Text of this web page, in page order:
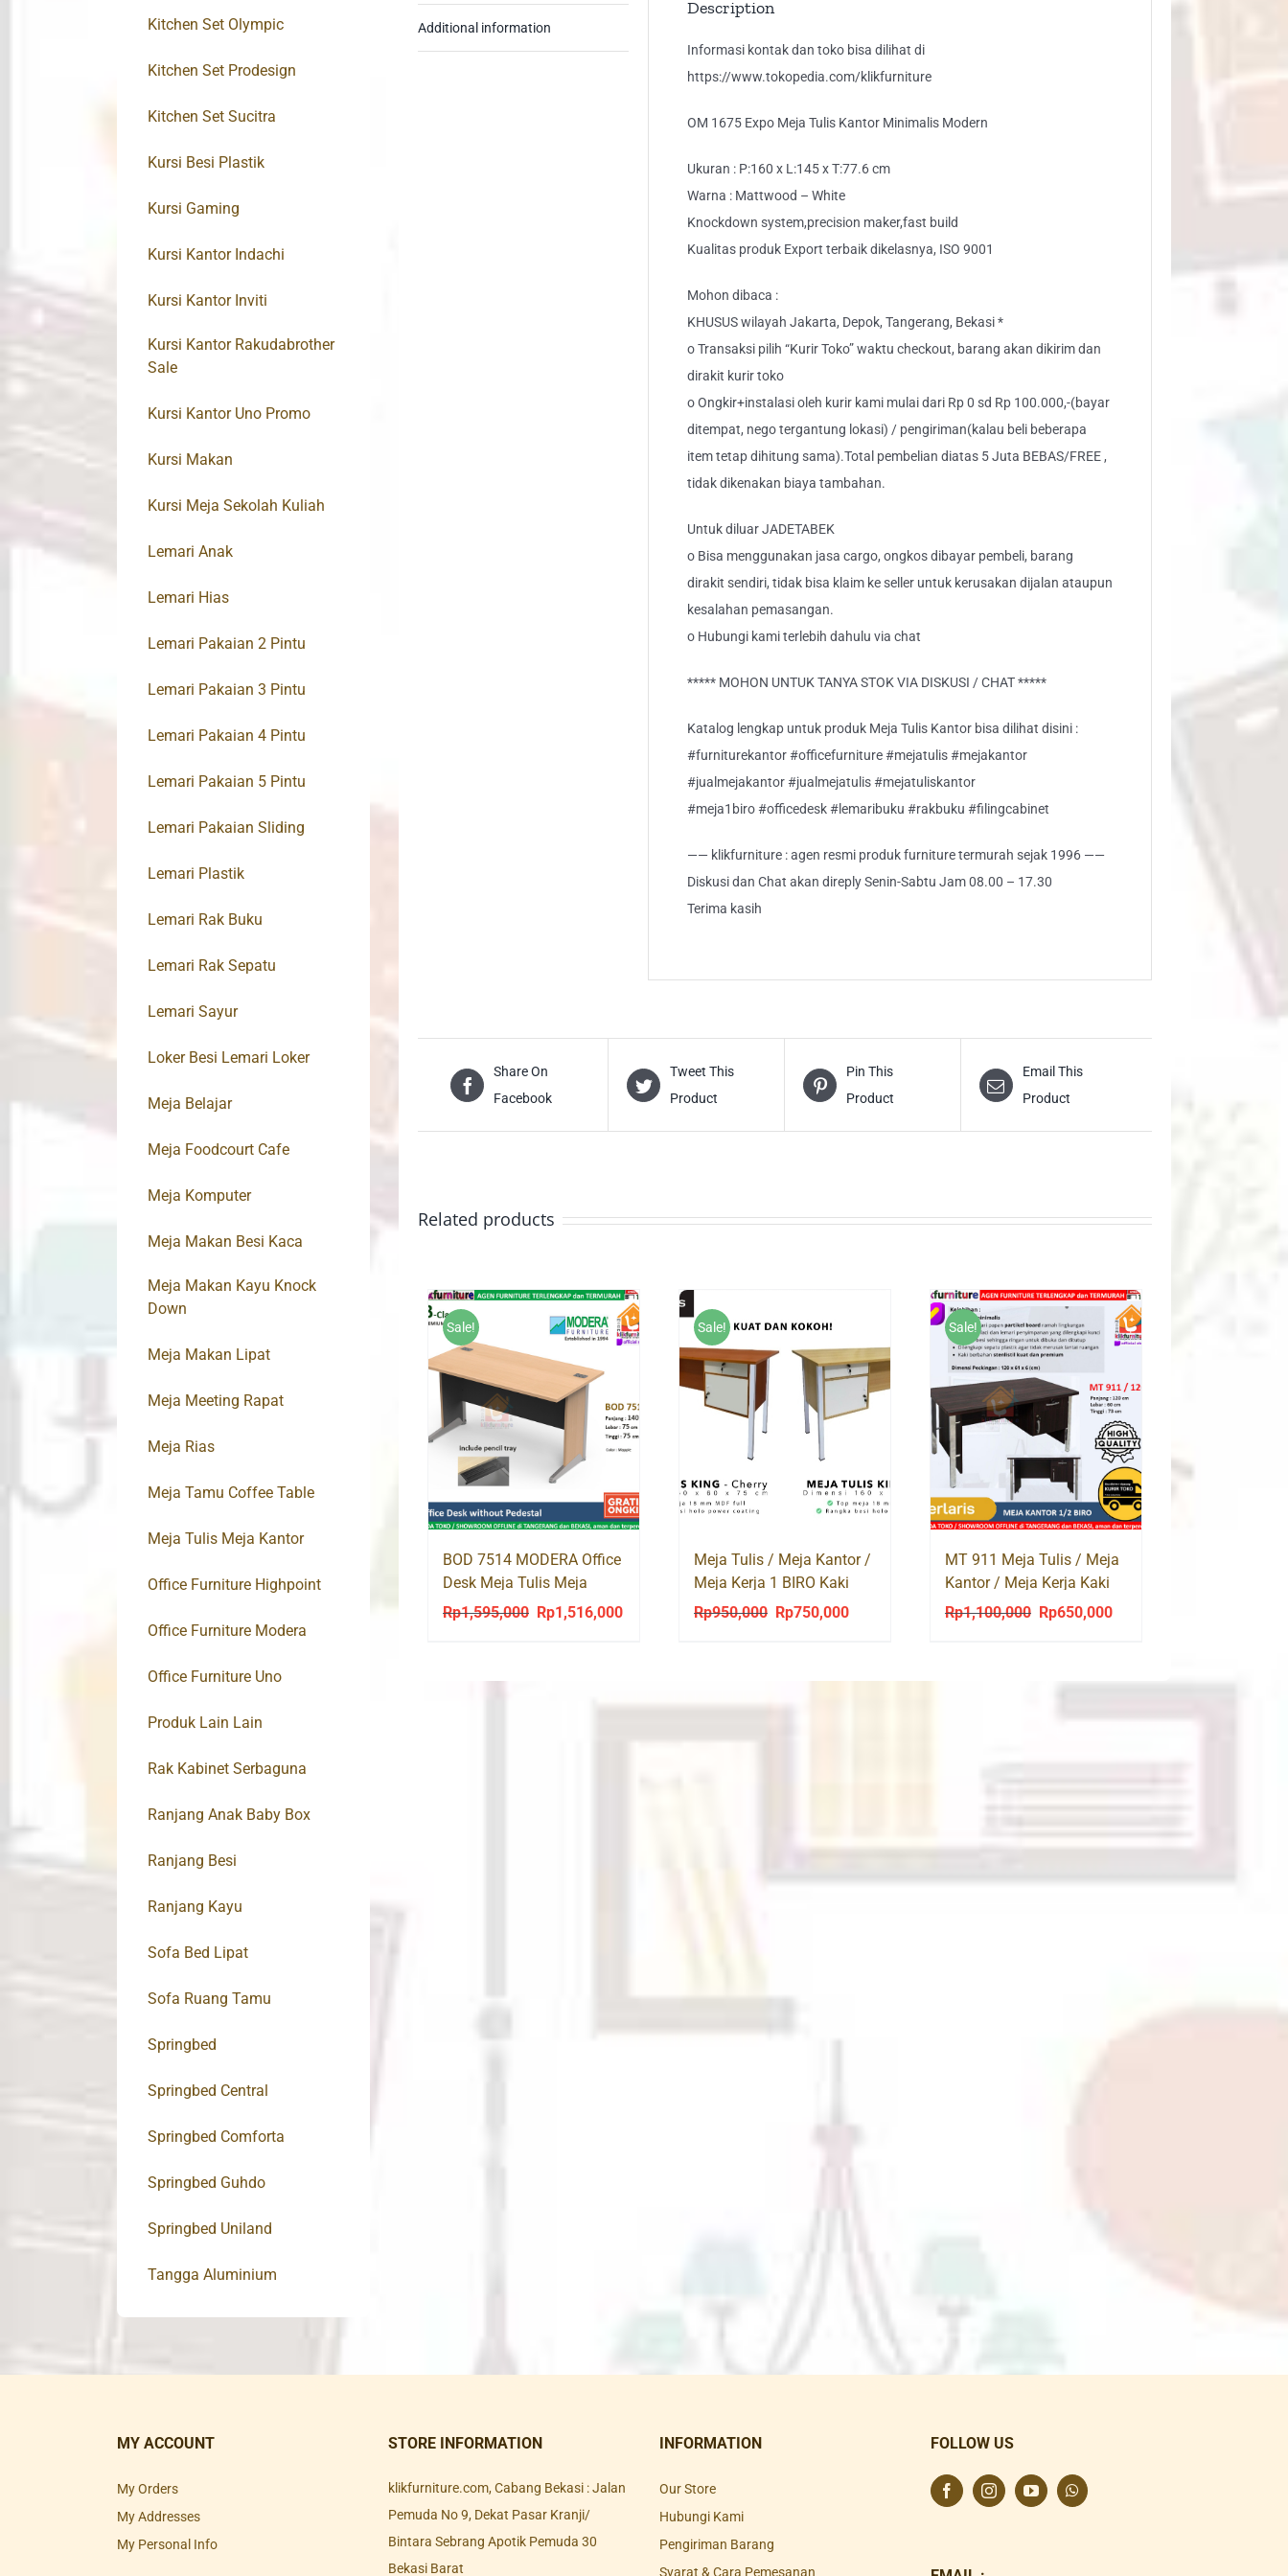
Additional information
Description
Informasi kontak dan toko bisa dilihat di
https://www.tokopedia.com/klikfurniture
OM 1675 Expo Meja Tulis Kantor Minimalis Modern
Ukuran : P:160 x L:145 x T:77.6 cm
Warna : Mattwood – White
Knockdown system,precision maker,fast build
Kualitas produk Export terbaik dikelasnya, ISO 9001
Mohon dibaca :
KHUSUS wilayah Jakarta, Depok, Tangerang, Bekasi *
o Transaksi pilih “Kurir Toko” waktu checkout, barang akan dikirim dan
dirakit kurir toko
o Ongkir+instalasi oleh kurir kami mulai dari Rp 0 sd Rp 100.000,-(bayar
ditempat, nego tergantung lokasi) / pengiriman(kalau beli beberapa
item tetap dihitung sama).Total pembelian diatas 5 Juta BEBAS/FREE ,
tidak dikenakan biaya tambahan.
Untuk diluar JADETABEK
o Bisa menggunakan jasa cargo, ongkos dibayar pembeli, barang
dirakit sendiri, tidak bisa klaim ke seller untuk kerusakan dijalan ataupun
kesalahan pemasangan.
o Hubungi kami terlebih dahulu via chat
***** MOHON UNTUK TANYA STOK VIA DISKUSI / CHAT *****
Katalog lengkap untuk produk Meja Tulis Kantor bisa dilihat disini :
#furniturekantor #officefurniture #mejatulis #mejakantor
#jualmejakantor #jualmejatulis #mejatuliskantor
#meja1biro #officedesk #lemaribuku #rakbuku #filingcabinet
—— klikfurniture : agen resmi produk furniture termurah sejak 1996 ——
Diskusi dan Chat akan direply Senin-Sabtu Jam 08.00 – 17.30
Terima kasih
Share On
Facebook
Tweet This
Product
Pin This
Product
Email This
Product
Related products
Sale!
BOD 7514 MODERA Office
Desk Meja Tulis Meja
Kerja Kantor
Rp1,595,000
Original
Rp1,516,000Current
Sale!
Meja Tulis / Meja Kantor /
Meja Kerja 1 BIRO Kaki
Besi KING
Rp950,000
Original
Rp750,000Current
Sale!
MT 911 Meja Tulis / Meja
Kantor / Meja Kerja Kaki
Besi
Rp1,100,000
Original
Rp650,000Current
Kitchen Set Olympic
Kitchen Set Prodesign
Kitchen Set Sucitra
Kursi Besi Plastik
Kursi Gaming
Kursi Kantor Indachi
Kursi Kantor Inviti
Kursi Kantor Rakudabrother
Sale
Kursi Kantor Uno Promo
Kursi Makan
Kursi Meja Sekolah Kuliah
Lemari Anak
Lemari Hias
Lemari Pakaian 2 Pintu
Lemari Pakaian 3 Pintu
Lemari Pakaian 4 Pintu
Lemari Pakaian 5 Pintu
Lemari Pakaian Sliding
Lemari Plastik
Lemari Rak Buku
Lemari Rak Sepatu
Lemari Sayur
Loker Besi Lemari Loker
Meja Belajar
Meja Foodcourt Cafe
Meja Komputer
Meja Makan Besi Kaca
Meja Makan Kayu Knock
Down
Meja Makan Lipat
Meja Meeting Rapat
Meja Rias
Meja Tamu Coffee Table
Meja Tulis Meja Kantor
Office Furniture Highpoint
Office Furniture Modera
Office Furniture Uno
Produk Lain Lain
Rak Kabinet Serbaguna
Ranjang Anak Baby Box
Ranjang Besi
Ranjang Kayu
Sofa Bed Lipat
Sofa Ruang Tamu
Springbed
Springbed Central
Springbed Comforta
Springbed Guhdo
Springbed Uniland
Tangga Aluminium
MY ACCOUNT
My Orders
My Addresses
My Personal Info
STORE INFORMATION
klikfurniture.com, Cabang Bekasi : Jalan
Pemuda No 9, Dekat Pasar Kranji/
Bintara Sebrang Apotik Pemuda 30
Bekasi Barat
INFORMATION
Our Store
Hubungi Kami
Pengiriman Barang
Syarat & Cara Pemesanan
FOLLOW US